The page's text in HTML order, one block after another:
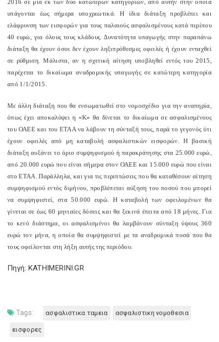
2016 σε μία εκ των δύο κατώτερων κατηγοριών, από αυτήν στην οποία
υπάγονται έως σήμερα υποχρεωτικά. Η ίδια διάταξη προβλέπει και
ελάφρυνση των εισφορών για τους παλαιούς ασφαλισμένους κατά περίπου
40 ευρώ, για όλους τους κλάδους. Δυνατότητα υπαγωγής στην παραπάνω
διάταξη θα έχουν όσοι δεν έχουν ληξιπρόθεσμες οφειλές ή έχουν ενταχθεί
σε ρύθμιση. Μάλιστα, αν η σχετική αίτηση υποβληθεί εντός του 2015,
παρέχεται το δικαίωμα αναδρομικής υπαγωγής σε κατώτερη κατηγορία
από 1/1/2015.
Με άλλη διάταξη που θα ενσωματωθεί στο νομοσχέδιο για την αναπηρία,
όπως έχει αποκαλύψει η «Κ» θα δίνεται το δικαίωμα σε ασφαλισμένους
του ΟΑΕΕ και του ΕΤΑΑ να λάβουν τη σύνταξή τους, παρά το γεγονός ότι
έχουν οφειλές από μη καταβολή ασφαλιστικών εισφορών. Η βασική
διάταξη αυξάνει το όριο συμψηφισμού ή παρακράτησης στα 25.000 ευρώ,
από 20.000 ευρώ που είναι σήμερα στον ΟΑΕΕ και 15.000 ευρώ που είναι
στο ΕΤΑΑ. Παράλληλα, και για τις περιπτώσεις που θα καταθέσουν αίτηση
συμψηφισμού εντός διμήνου, προβλέπεται αύξηση του ποσού που μπορεί
να συμψηφιστεί, στα 50.000 ευρώ. Η καταβολή των οφειλομένων θα
γίνεται σε έως 60 μηνιαίες δόσεις και θα ξεκινά έπειτα από 18 μήνες. Για
το κενό διάστημα, οι ασφαλισμένοι θα λαμβάνουν σύνταξη ύψους 360
ευρώ τον μήνα, η οποία θα συμψηφιστεί με τα αναδρομικά ποσά που θα
τους οφείλονται στη λήξη αυτής της περιόδου.
Πηγή: KATHIMERINI.GR
Tags: ασφαλιστικα ταμεια ασφαλιστικη νομοθεσια
εισφορες